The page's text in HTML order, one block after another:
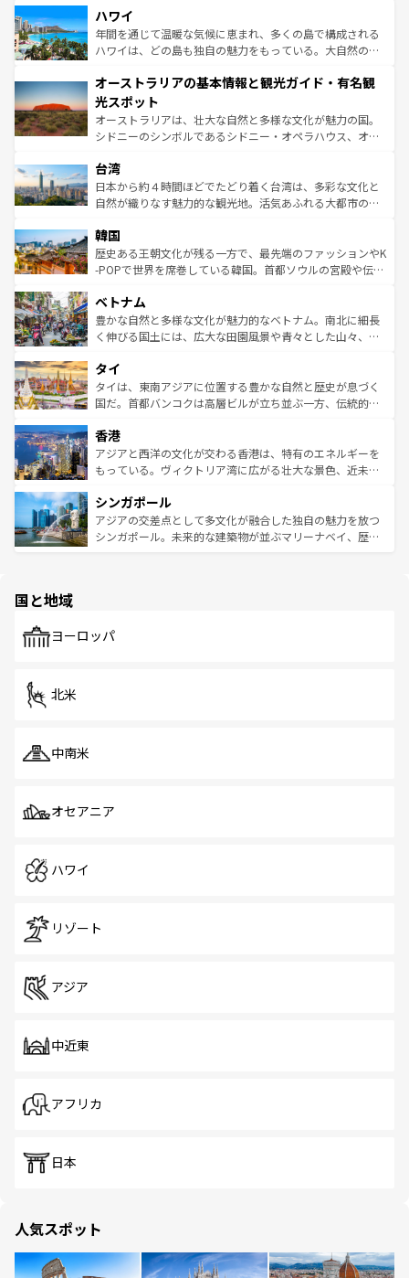
着のスイス情報は
のような巨大都市は、観光、ショッピング、エンターテイ
ンメントが詰まった刺激的なスポットだ。一方、アメリカ
西部には大自然が広がり、グランドキャニオンやイエロー
部のニューオーリンズでは、音楽と美食が融合した独特の
文化が魅力。旅行者はアメリカの各地域で異なる魅力を楽
しみながら、その多様性と豊かな歴史を感じることができ
るだろう。車でのロードトリップや列車の旅も、アメリカ
情報は
ハワイ
年間を通じて温暖な気候に恵まれ、多くの島で構成される
ハワイは、どの島も独自の魅力をもっている。大自然の神
ワイ島は見逃せない。また、定番の観光地といえばオアフ
島だが、静かな自然を求めるならマウイ島やカウアイ島が
おすすめ。エメラルドグリーンに輝く海をはじめ、豊かな
文化や歴史が息づいている。「アロハスピリット」と呼ば
人々、おいしいローカルフードやハワイアンミュージッ
ク、伝統的なフラダンスなど、すべてがハワイの魅力を彩
っている。訪れるたびに新しい発見と感動が待っているハ
はコンテンツ一覧
オーストラリアの基本情報と観光ガイド・有名観
光スポット
オーストラリアは、壮大な自然と多様な文化が魅力の国。
シドニーのシンボルであるシドニー・オペラハウス、オー
リアリーフや大陸中央部にそびえるウルル（エアーズロッ
ク）、タスマニアの美しい原生林やケアンズの熱帯雨林な
ど、見どころがたくさん。また、カフェやワイン、オージ
いる。アクティビティも充実しており、サーフィンやダイ
ビング、ハイキングなど、アウトドア好きにはたまらな
い。オーストラリアの多彩な魅力を存分に味わいつくそ
参照してほしい。
台湾
日本から約４時間ほどでたどり着く台湾は、多彩な文化と
自然が織りなす魅力的な観光地。活気あふれる大都市の台
ン）、静ひつな山岳地帯である台湾東部など、都市の喧騒
と山間の静けさが共存しており、訪れる人に新しい発見と
驚きをもたらしてくれる。また、奥深い台湾の食文化も魅
容にもいいと評判のスイーツなど、バラエティ豊かな料理
が味わえる。 なお、新着の台湾情報は コンテンツ一覧を参
照してほしい。
韓国
歴史ある王朝文化が残る一方で、最先端のファッションやK
-POPで世界を席巻している韓国。首都ソウルの宮殿や伝統
き、地方に足を延ばせば四季折々の自然美を楽しむことが
できる。そして、キムチや焼肉、絶品のストリートフード
まで、さまざまな韓国料理が待っている。夜には、韓国な
リティに包まれながら、韓国の多彩な魅力を心ゆくまで味
わってみてほしい。 なお、新着の韓国情報はコンテンツ一
覧を参照してほしい。
ベトナム
豊かな自然と多様な文化が魅力的なベトナム。南北に細長
く伸びる国土には、広大な田園風景や青々とした山々、世
急速な発展と共に伝統が息づく。ハノイの古い町並みやホ
ーチミン市のフランス統治時代の建物も、独特の雰囲気を
醸し出している。また、バラエティの豊かさとおいしさで
とつ。フォーやバインミー、ベトナムコーヒーなどは、ぜ
ひ現地で味わいたい。どの地域を訪れてもあたたかい人々
が旅行者を迎えてくれるので、きっと忘れられない旅にな
参照してほしい。
タイ
タイは、東南アジアに位置する豊かな自然と歴史が息づく
国だ。首都バンコクは高層ビルが立ち並ぶ一方、伝統的な
の活気が交差している。北部ではチェンマイなどの山岳地
帯で自然と触れ合い、南部ではプーケットやクラビの美し
いビーチでリゾート気分を楽しむことができる。タイ料理
激する。気候は一年中温暖で、どの季節にも異なる楽しみ
が待っている。親しみやすいタイの人々、仏教を中心とし
た文化、そして多様な観光資源が、訪れる旅人を魅了し続
香港
アジアと西洋の文化が交わる香港は、特有のエネルギーを
もっている。ヴィクトリア湾に広がる壮大な景色、近未来
み、どこを訪れても感動するはず。観光スポットが密集し
ており、効率よく見どころを回れるのも魅力。息をのむよ
うな絶景から文化的な体験まで、香港を存分に楽しみ尽く
シンガポール
アジアの交差点として多文化が融合した独自の魅力を放つ
シンガポール。未来的な建築物が並ぶマリーナベイ、歴史
で、ホーカーズは地元の風情を楽しめる外せないスポット
国と地域
ヨーロッパ
北米
中南米
オセアニア
ハワイ
リゾート
アジア
中近東
アフリカ
日本
人気スポット